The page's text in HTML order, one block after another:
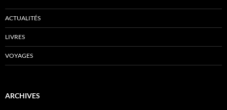
ACTUALITÉS
LIVRES
VOYAGES
ARCHIVES